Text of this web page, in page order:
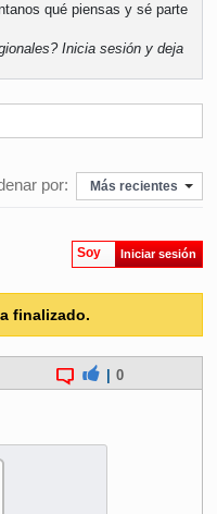
qué piensas y sé parte
Inicia sesión y deja
por: Más recientes
Soy Iniciar sesión
finalizado.
0